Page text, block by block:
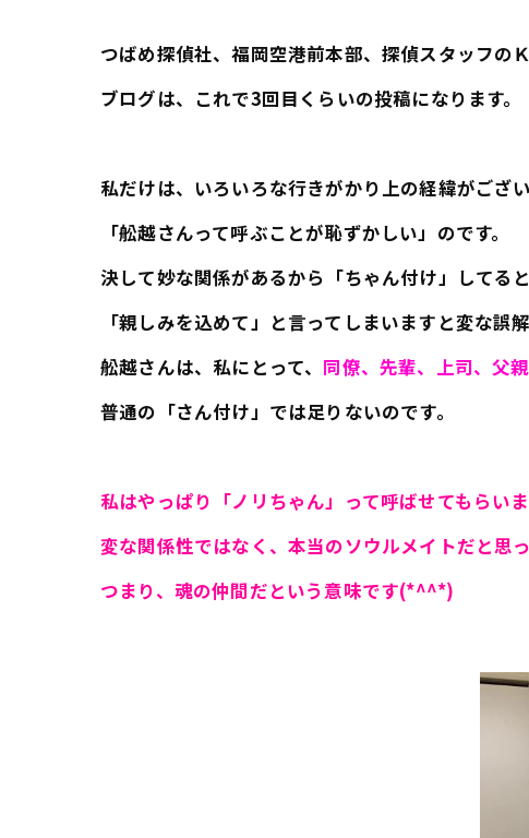
つばめ探偵社、福岡空港前本部、探偵スタッフのＫ
ブログは、これで3回目くらいの投稿になります。
私だけは、いろいろな行きがかり上の経緯がござ
「舩越さんって呼ぶことが恥ずかしい」のです。
決して妙な関係があるから「ちゃん付け」してる
「親しみを込めて」と言ってしまいますと変な誤
舩越さんは、私にとって、 同僚、先輩、上司、父
普通の「さん付け」では足りないのです。
私はやっぱり「ノリちゃん」って呼ばせてもらいま
変な関係性ではなく、本当のソウルメイトだと思っ
つまり、魂の仲間だという意味です(*^^*)